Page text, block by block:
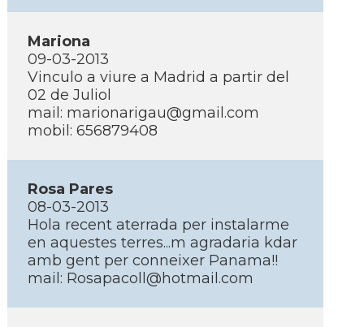
Mariona
09-03-2013
Vinculo a viure a Madrid a partir del
02 de Juliol
mail: marionarigau@gmail.com
mobil: 656879408
Rosa Pares
08-03-2013
Hola recent aterrada per instalarme
en aquestes terres...m agradaria kdar
amb gent per conneixer Panama!!
mail: Rosapacoll@hotmail.com